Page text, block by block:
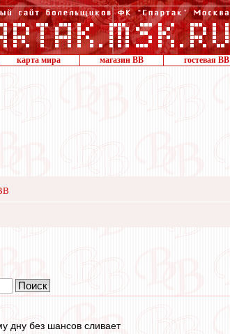
карта мира магазин ВВ гостевая ВВ
дну без шансов сливает